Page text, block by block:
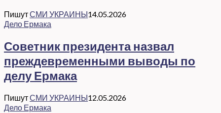
ПишутСМИ УКРАИНЫ14.05.2026
Дело Ермака
Советник президента назвал
преждевременными выводы по
делу Ермака
ПишутСМИ УКРАИНЫ12.05.2026
Дело Ермака